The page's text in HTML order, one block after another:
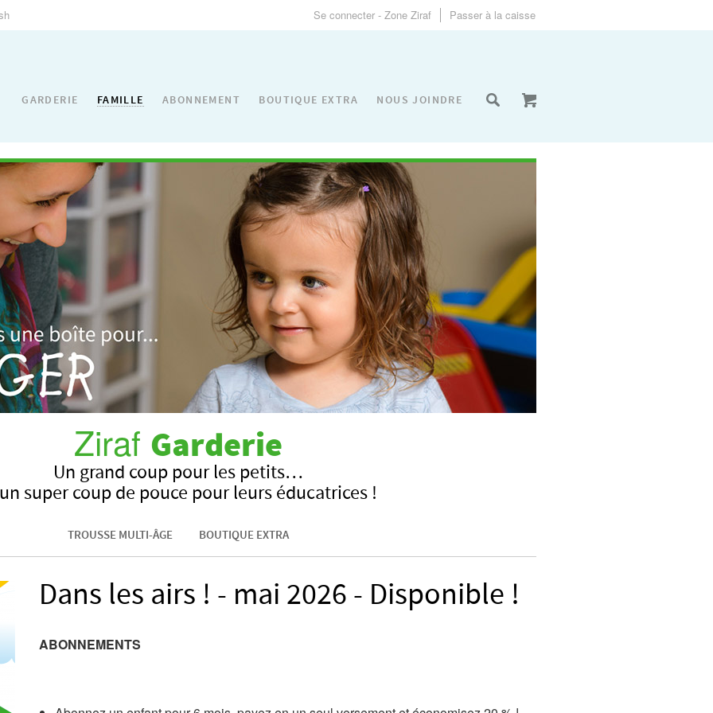
Se connecter - Zone Ziraf Passer à la caisse
GARDERIE FAMILLE ABONNEMENT BOUTIQUE EXTRA NOUS JOINDRE
Ziraf Garderie
Un grand coup pour les petits…
super coup de pouce pour leurs éducatrices !
TROUSSE MULTI-ÂGE BOUTIQUE EXTRA
Dans les airs ! - mai 2026 - Disponible !
ABONNEMENTS